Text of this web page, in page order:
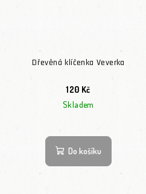
Dřevěná klíčenka Veverka
120 Kč
Skladem
Do košíku